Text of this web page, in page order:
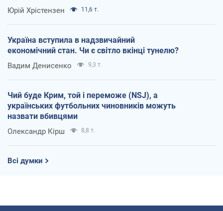
Юрій Хрістензен 11,6 т.
Україна вступила в надзвичайний
економічний стан. Чи є світло вкінці тунелю?
Вадим Денисенко 9,3 т.
Чий буде Крим, той і переможе (NSJ), а
українських футбольних чиновників можуть
назвати вбивцями
Олександр Кірш 8,8 т.
Всі думки